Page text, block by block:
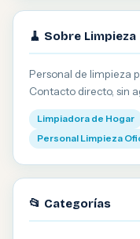
🧹 Sobre Limpieza
Personal de limpieza
Contacto directo, sin
Limpiadora de Hogar
Personal Limpieza
📂 Categorías